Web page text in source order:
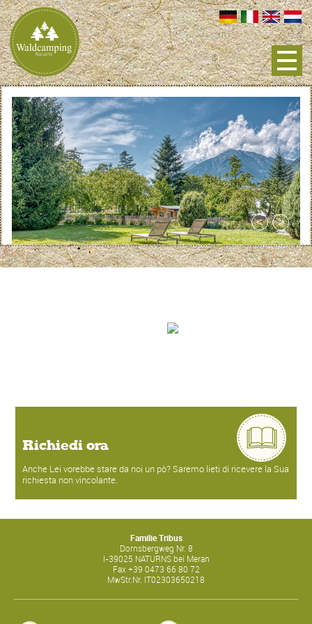
Richiedi ora
Anche Lei vorebbe stare da noi un pò? Saremo lieti di ricevere la Sua
richiesta non vincolante.
Familie Tribus
Dornsbergweg Nr. 8
I-39025 NATURNS bei Meran
Fax+39 0473 66 80 72
MwStr.Nr. IT02303650218